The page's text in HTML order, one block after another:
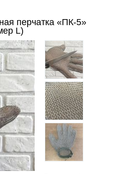
перчатка «ПК-5»
L)